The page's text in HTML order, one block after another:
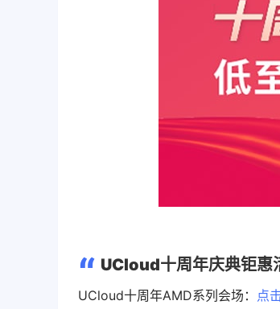
UCloud十周年庆典钜惠
UCloud十周年AMD系列会场： 点